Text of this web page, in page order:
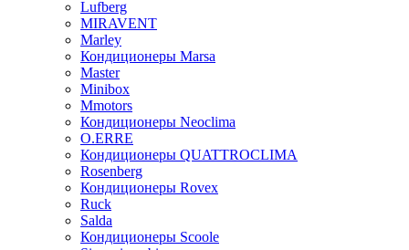
Lufberg
MIRAVENT
Marley
Кондиционеры Marsa
Master
Minibox
Mmotors
Кондиционеры Neoclima
O.ERRE
Кондиционеры QUATTROCLIMA
Rosenberg
Кондиционеры Rovex
Ruck
Salda
Кондиционеры Scoole